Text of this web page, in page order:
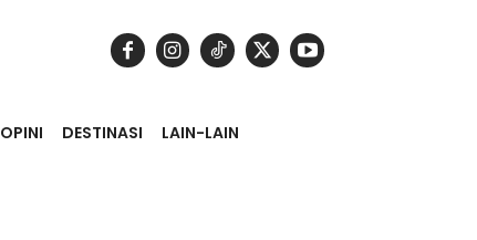
OPINI DESTINASI LAIN-LAIN